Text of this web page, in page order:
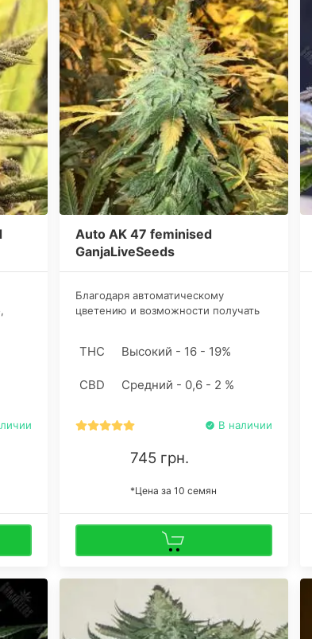
Auto AK 47 feminised
GanjaLiveSeeds
Благодаря автоматическому
цветению и возможности получать
относительно легко даже при
растениеводства.
THC Высокий - 16 - 19%
CBD Средний - 0,6 - 2 %
В наличии
745 грн.
*Цена за 10 семян